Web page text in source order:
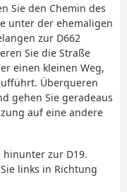
Sie den Chemin des
unter der ehemaligen
zur D662
Sie die Straße
einen kleinen Weg,
Überqueren
gehen Sie geradeaus
auf eine andere
hinunter zur D19.
links in Richtung